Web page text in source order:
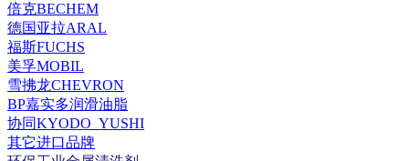
倍克BECHEM
德国亚拉ARAL
福斯FUCHS
美孚MOBIL
雪拂龙CHEVRON
BP嘉实多润滑油脂
协同KYODO_YUSHI
其它进口品牌